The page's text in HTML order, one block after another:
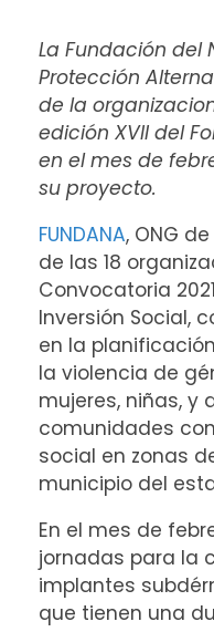
La Fundación del
Protección
de la
edición XVII del
en el mes de
su proyecto.
FUNDANA, ONG de
de las 18
Convocatoria
Inversión Social,
en la
la violencia de
mujeres, niñas, y
comunidades
social en zonas
municipio del
En el mes de
jornadas para la
implantes
que tienen una